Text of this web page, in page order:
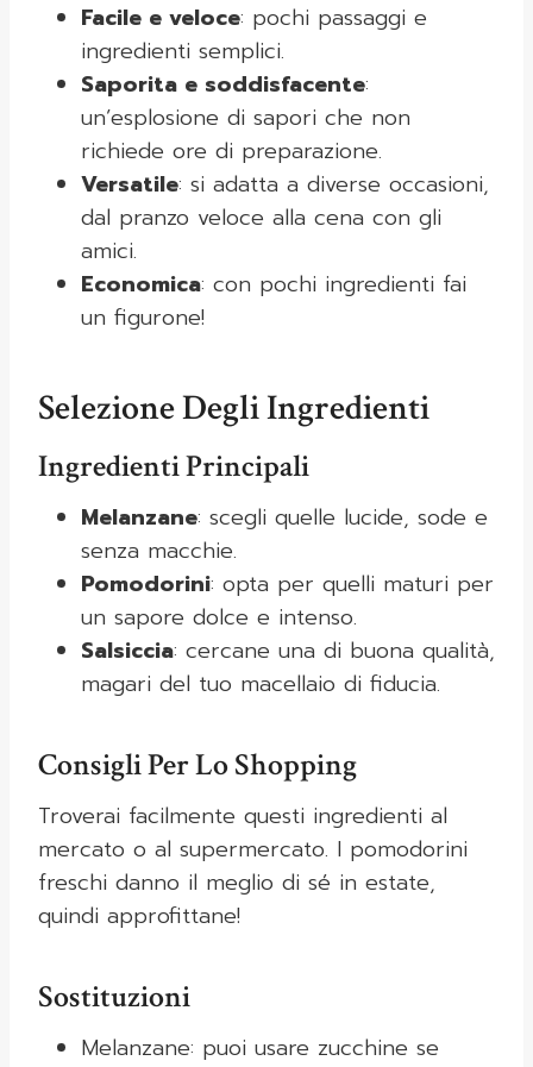
Facile e veloce: pochi passaggi e
ingredienti semplici.
Saporita e soddisfacente:
un’esplosione di sapori che non
richiede ore di preparazione.
Versatile: si adatta a diverse occasioni,
dal pranzo veloce alla cena con gli
amici.
Economica: con pochi ingredienti fai
un figurone!
Selezione Degli Ingredienti
Ingredienti Principali
Melanzane: scegli quelle lucide, sode e
senza macchie.
Pomodorini: opta per quelli maturi per
un sapore dolce e intenso.
Salsiccia: cercane una di buona qualità,
magari del tuo macellaio di fiducia.
Consigli Per Lo Shopping
Troverai facilmente questi ingredienti al
mercato o al supermercato. I pomodorini
freschi danno il meglio di sé in estate,
quindi approfittane!
Sostituzioni
Melanzane: puoi usare zucchine se